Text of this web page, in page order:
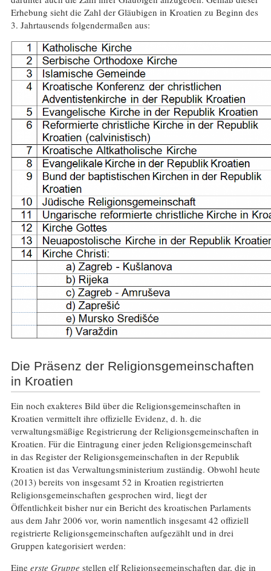
Erhebung sieht die Zahl der Gläubigen in Kroatien zu Beginn des
3. Jahrtausends folgendermaßen aus:
Die Präsenz der Religionsgemeinschaften
in Kroatien
Ein noch exakteres Bild über die Religionsgemeinschaften in
Kroatien vermittelt ihre offizielle Evidenz, d. h. die
verwaltungsmäßige Registrierung der Religionsgemeinschaften in
Kroatien. Für die Eintragung einer jeden Religionsgemeinschaft
in das Register der Religionsgemeinschaften in der Republik
Kroatien ist das Verwaltungsministerium zuständig. Obwohl heute
(2013) bereits von insgesamt 52 in Kroatien registrierten
Religionsgemeinschaften gesprochen wird, liegt der
Öffentlichkeit bisher nur ein Bericht des kroatischen Parlaments
aus dem Jahr 2006 vor, worin namentlich insgesamt 42 offiziell
registrierte Religionsgemeinschaften aufgezählt und in drei
Gruppen kategorisiert werden:
Eine erste Gruppe stellen elf Religionsgemeinschaften dar, die in